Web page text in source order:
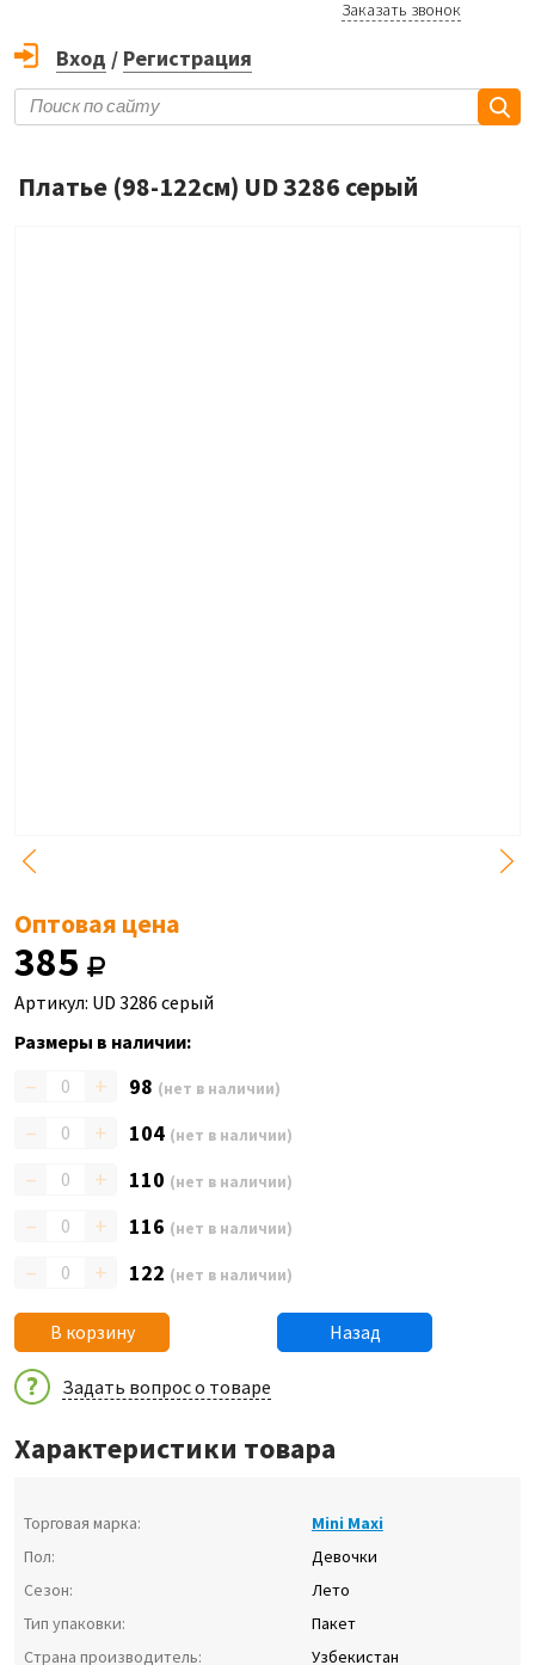
Заказать звонок
Вход / Регистрация
Платье (98-122см) UD 3286 серый
Оптовая цена
385
Артикул: UD 3286 серый
Размеры в наличии:
– + 98 (нет в наличии)
– + 104 (нет в наличии)
– + 110 (нет в наличии)
– + 116 (нет в наличии)
– + 122 (нет в наличии)
В корзину Назад
Задать вопрос о товаре
Характеристики товара
Торговая марка:
Mini Maxi
Пол:
Девочки
Сезон:
Лето
Тип упаковки:
Пакет
Страна производитель:
Узбекистан